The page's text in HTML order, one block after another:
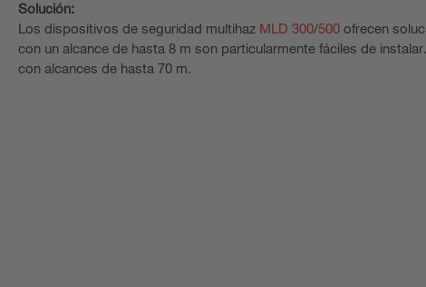
Solución:
Los dispositivos de seguridad multihaz MLD 300/500 ofrecen
con un alcance de hasta 8 m son particularmente fáciles de
con alcances de hasta 70 m.